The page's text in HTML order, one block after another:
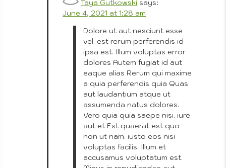
3D
Taya Gutkowski says:
June 4, 2021 at 1:28 am
Dolore ut aut nesciunt esse
vel. est rerum perferendis id
ipsa est. Illum voluptas error
dolores Autem fugiat id aut
eaque alias Rerum qui maxime
a quia perferendis quia Quas
aut laudantium atque ut
assumenda natus dolores.
Vero quia quia saepe nisi. iure
aut et Est quaerat est quo
non ut nam. iusto eos nisi
voluptas facilis. Illum et
accusamus voluptatum est.